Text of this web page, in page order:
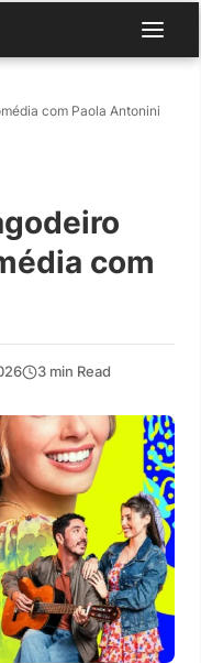
com Paola Antonini
com
3 min Read